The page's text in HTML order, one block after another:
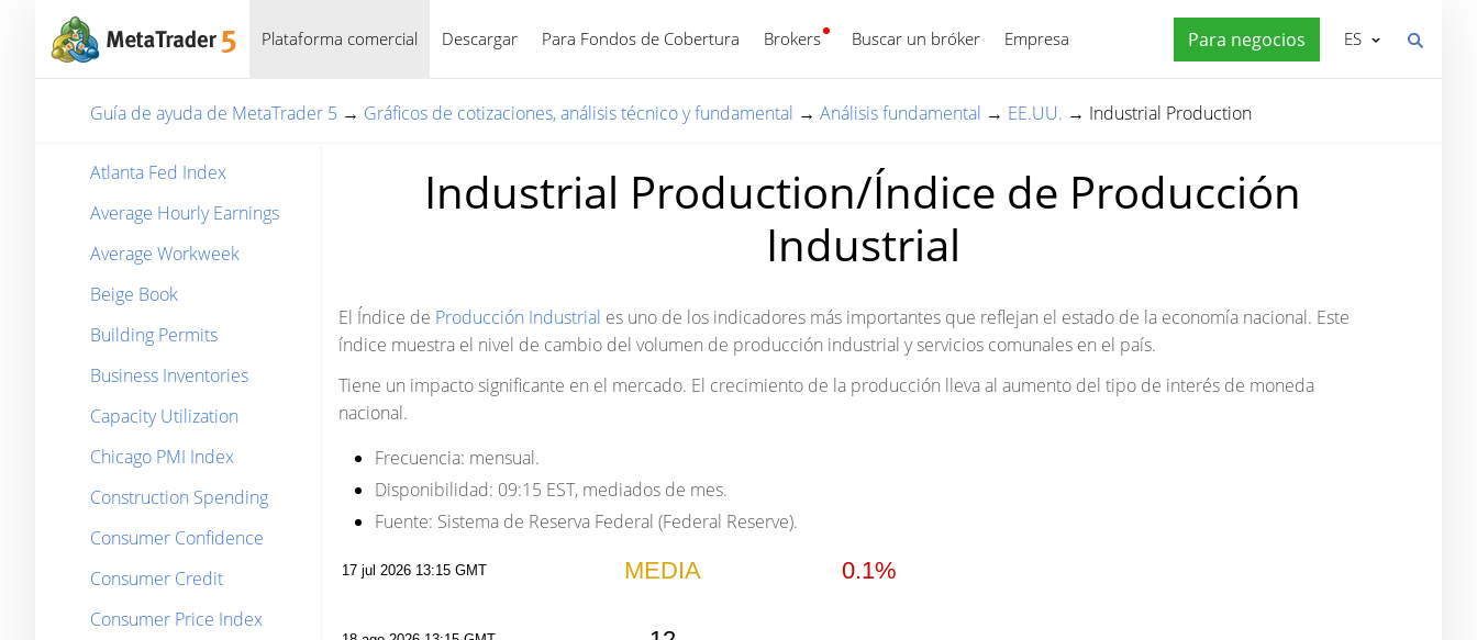
Plataforma comercial Descargar Para Fondos de Cobertura Brokers Buscar un bróker Empresa Para negocios
Español ES
Guía de ayuda de MetaTrader 5 → Gráficos de cotizaciones, análisis técnico y fundamental → Análisis fundamental → EE.UU. → Industrial Production
Atlanta Fed Index
Average Hourly Earnings
Average Workweek
Beige Book
Building Permits
Business Inventories
Capacity Utilization
Chicago PMI Index
Construction Spending
Consumer Confidence
Consumer Credit
Consumer Price Index
Industrial Production/Índice de Producción
Industrial
El Índice de Producción Industrial es uno de los indicadores más importantes que reflejan el estado de la economía nacional. Este
índice muestra el nivel de cambio del volumen de producción industrial y servicios comunales en el país.
Tiene un impacto significante en el mercado. El crecimiento de la producción lleva al aumento del tipo de interés de moneda
nacional.
Frecuencia: mensual.
Disponibilidad: 09:15 EST, mediados de mes.
Fuente: Sistema de Reserva Federal (Federal Reserve).